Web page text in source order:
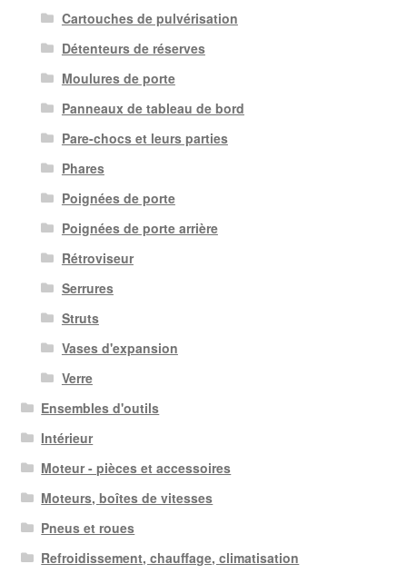
Cartouches de pulvérisation
Détenteurs de réserves
Moulures de porte
Panneaux de tableau de bord
Pare-chocs et leurs parties
Phares
Poignées de porte
Poignées de porte arrière
Rétroviseur
Serrures
Struts
Vases d'expansion
Verre
Ensembles d'outils
Intérieur
Moteur - pièces et accessoires
Moteurs, boîtes de vitesses
Pneus et roues
Refroidissement, chauffage, climatisation